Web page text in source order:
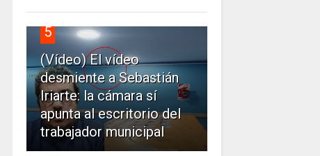
5
(Vídeo) El vídeo
desmiente a Sebastián
Iriarte: la cámara sí
apunta al escritorio del
trabajador municipal